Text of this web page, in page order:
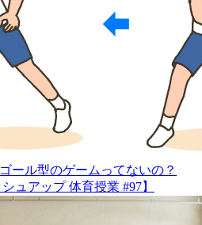
ール型のゲームってないの？
ュアップ 体育授業 #97】